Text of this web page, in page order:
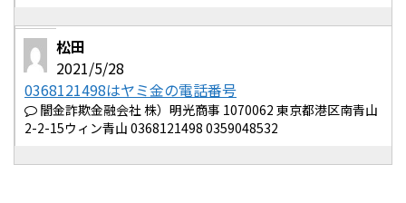
松田
2021/5/28
0368121498はヤミ金の電話番号
闇金詐欺金融会社 株）明光商事 1070062 東京都港区南青山
2-2-15ウィン青山 0368121498 0359048532